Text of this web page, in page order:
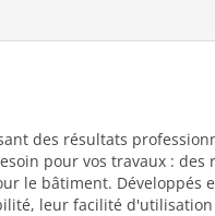
des résultats
pour vos travaux : des
le bâtiment. Développés
leur facilité